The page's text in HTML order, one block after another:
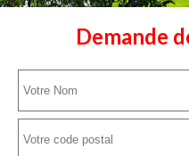
Demande